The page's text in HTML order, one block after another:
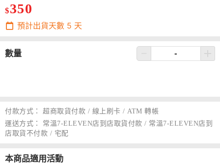
$350
預計出貨天數 5 天
數量
付款方式：
超商取貨付款 / 線上刷卡 / ATM 轉帳
運送方式：
常溫7-ELEVEN店到店取貨付款 / 常溫7-ELEVEN店到
店取貨不付款 / 宅配
本商品適用活動